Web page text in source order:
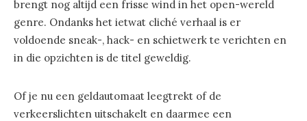
brengt nog altijd een frisse wind in het open-wereld
genre. Ondanks het ietwat cliché verhaal is er
voldoende sneak-, hack- en schietwerk te verichten en
in die opzichten is de titel geweldig.
Of je nu een geldautomaat leegtrekt of de
verkeerslichten uitschakelt en daarmee een